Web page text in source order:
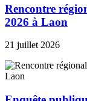
Rencontre
2026 à Laon
21 juillet 2026